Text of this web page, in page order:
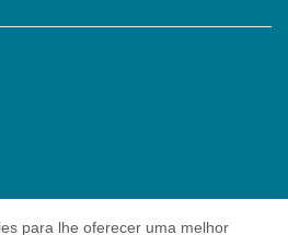
para lhe oferecer uma melhor